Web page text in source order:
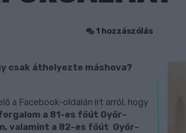
1 hozzászólás
csak áthelyezte máshova?
a Facebook-oldalán írt arról, hogy
a 81-es főút Győr-
valamint a 82-es főút Győr-